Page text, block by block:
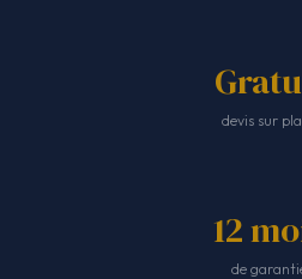
devis sur
12
de